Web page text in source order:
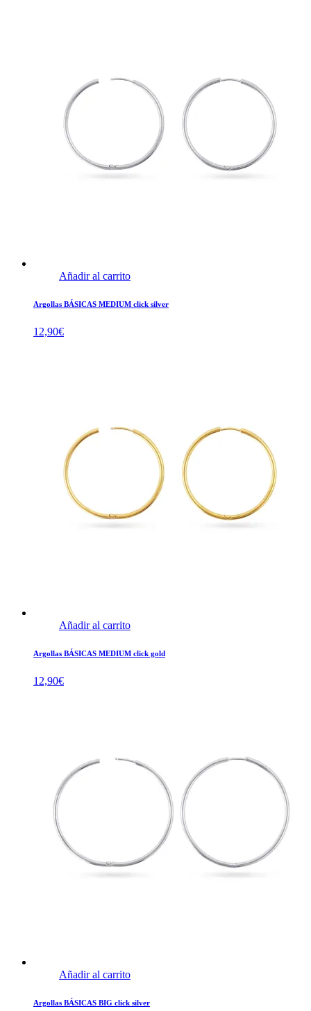
Añadir al carrito
Argollas BÁSICAS MEDIUM click silver
12,90€
Añadir al carrito
Argollas BÁSICAS MEDIUM click gold
12,90€
Añadir al carrito
Argollas BÁSICAS BIG click silver